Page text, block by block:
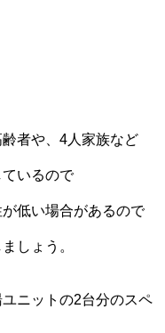
者や、4人家族など
いるので
低い場合があるので
しょう。
ニットの2台分のスペ